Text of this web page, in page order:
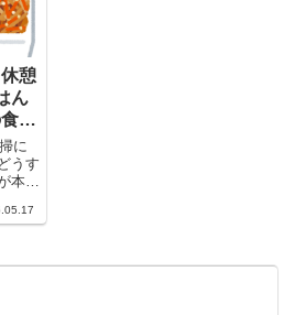
憩
ん
事
に
うす
本音
・仕
た。